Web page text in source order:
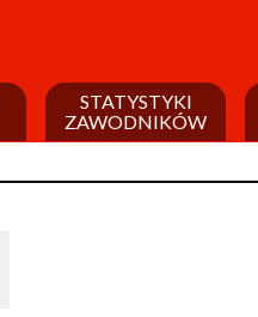
STATYSTYKI
ZAWODNIKÓW